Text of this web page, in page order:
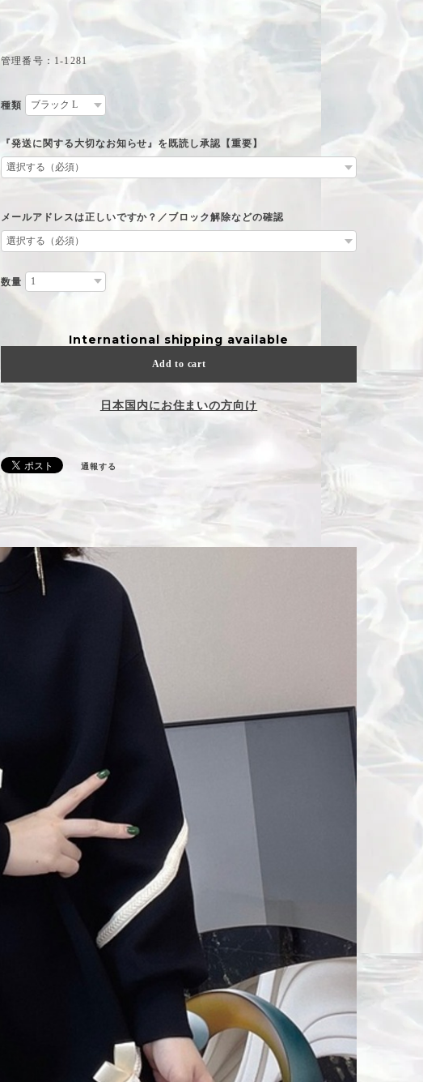
管理番号：1-1281
種類
『発送に関する大切なお知らせ』を既読し承認【重要】
メールアドレスは正しいですか？／ブロック解除などの確認
数量
International shipping available
Add to cart
日本国内にお住まいの方向け
通報する